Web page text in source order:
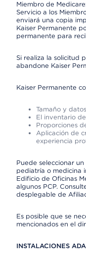
Miembro de
Servicio a los
enviará una copia
Kaiser Permanente
permanente para
Si realiza la solicitud
abandone Kaiser
Kaiser Permanente
Tamaño y
El inventario
Proporciones
Aplicación de
experiencia
Puede seleccionar
pediatría o medicina
Edificio de Oficinas
algunos PCP.
desplegable de
Es posible que se
mencionados en el
INSTALACIONES